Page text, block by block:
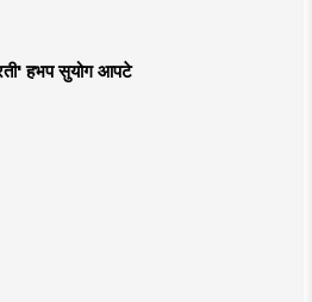
हभप सुयोग आपटे